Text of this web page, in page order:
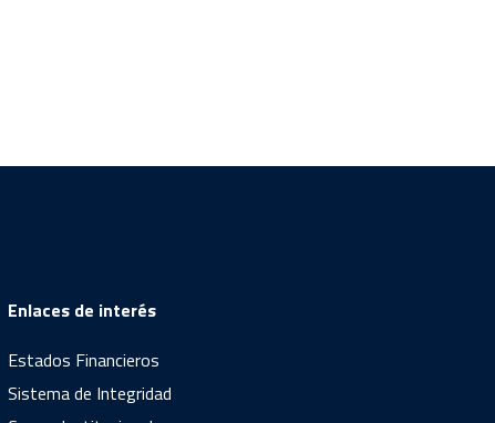
Enlaces de interés
Estados Financieros
Sistema de Integridad